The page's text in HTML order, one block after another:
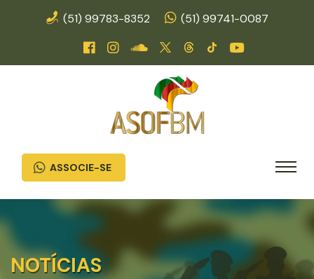
(51) 99783-8352 (51) 99741-0087
ASSOCIE-SE
NOTÍCIAS